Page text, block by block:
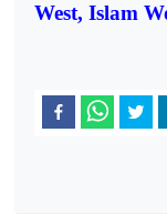
West, Islam